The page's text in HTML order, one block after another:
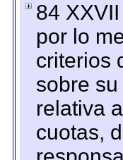
84
por lo
criterios
sobre
relativa
cuotas,